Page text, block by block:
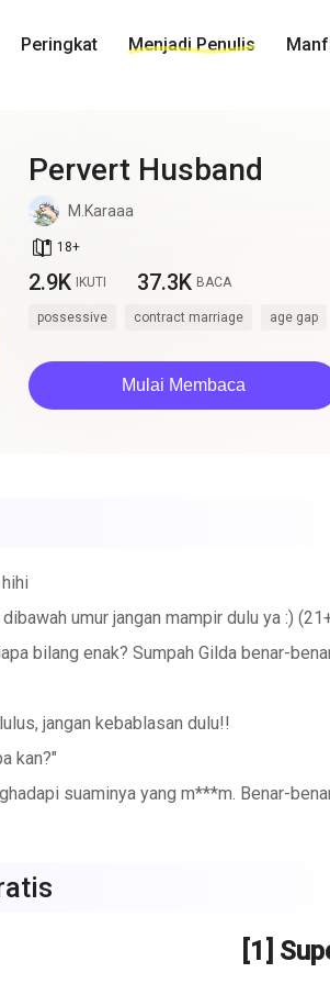
Peringkat Menjadi Penulis
Pervert Husband
M.Karaaa
book_age 18+
2.9K IKUTI 37.3K BACA
possessive contract marriage age gap
Mulai Membaca
umur jangan mampir dulu ya :)
bilang enak? Sumpah Gilda benar-
jangan kebablasan dulu!!
kan?"
suaminya yang m***m. Benar-
[1]